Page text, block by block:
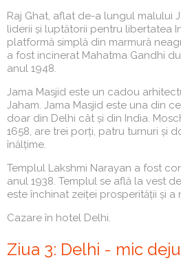
Raj Ghat, aflat de-a lungul malului
liderii și luptătorii pentru libertatea
platformă simplă din marmură
a fost incinerat Mahatma Gandhi
anul 1948.
Jama Masjid este un cadou
Jaham. Jama Masjid este una din
doar din Delhi cât și din India.
1658, are trei porți, patru turnuri și
înălțime.
Templul Lakshmi Narayan a fost
anul 1938. Templul se află la vest
este închinat zeiței prosperității și a
Cazare în hotel Delhi.
Ziua 3: Delhi - mic